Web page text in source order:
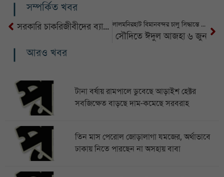
সম্পর্কিত খবর
সরকারি চাকরিজীবীদের ব্যাপারে সরকারের অবস্থান স্পষ্ট : প্রেস সচিব লালমনিরহাট বিমানবন্দর চালু সিদ্ধান্তে ভারতের উদ্বেগ
সৌদিতে ঈদুল আজহা ৬ জুন
আরও খবর
টানা বর্ষায় রামপালে ডুবেছে আড়াইশ হেক্টর
সবজিক্ষেত বাড়ছে দাম-কমেছে সরবরাহ
তিন মাস পেরোল জোড়ালাগা যমজের, অর্থাভাবে
ঢাকায় নিতে পারছেন না অসহায় বাবা